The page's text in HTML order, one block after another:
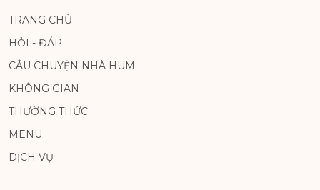
TRANG CHỦ
HỎI - ĐÁP
CÂU CHUYỆN NHÀ HUM
KHÔNG GIAN
THƯỜNG THỨC
MENU
DỊCH VỤ